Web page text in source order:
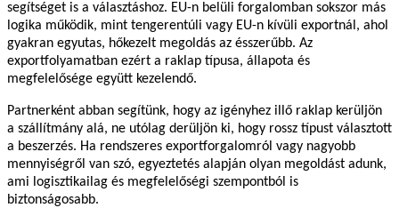
segítséget is a választáshoz. EU-n belüli forgalomban sokszor más
logika működik, mint tengerentúli vagy EU-n kívüli exportnál, ahol
gyakran egyutas, hőkezelt megoldás az ésszerűbb. Az
exportfolyamatban ezért a raklap típusa, állapota és
megfelelősége együtt kezelendő.
Partnerként abban segítünk, hogy az igényhez illő raklap kerüljön
a szállítmány alá, ne utólag derüljön ki, hogy rossz típust választott
a beszerzés. Ha rendszeres exportforgalomról vagy nagyobb
mennyiségről van szó, egyeztetés alapján olyan megoldást adunk,
ami logisztikailag és megfelelőségi szempontból is
biztonságosabb.